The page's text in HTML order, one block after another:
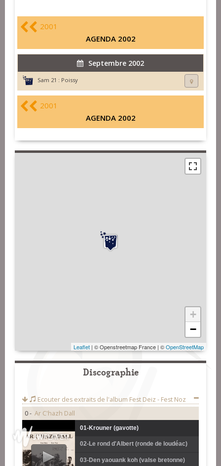
2001
AGENDA 2002
Septembre 2002
Sam 21 : Poissy
2001
AGENDA 2002
+
−
Leaflet | © Openstreetmap France | ©OpenStreetMap
Discographie
Ecouter des extraits de l'album Fest Deiz - Fest Noz
0 - Ar C'hazh Dall
01-Krouner (gavotte)
02-Le rond d'Albert (ronde de loudéac)
03-Den yaouank koh (valse bretonne)